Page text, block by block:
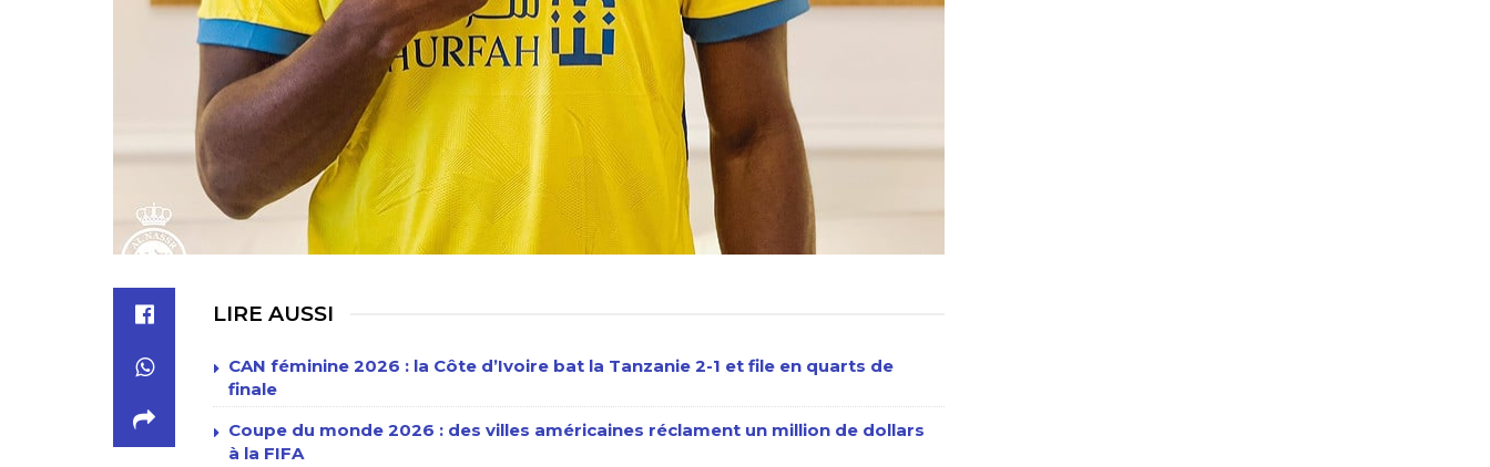
LIRE AUSSI
CAN féminine 2026 : la Côte d’Ivoire bat la Tanzanie 2-1 et file en quarts de
finale
Coupe du monde 2026 : des villes américaines réclament un million de dollars
à la FIFA